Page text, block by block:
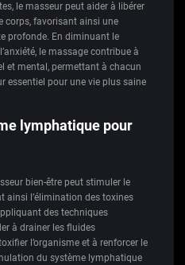
le masseur peut aider à libérer
corps, favorisant ainsi une
profonde. En diminuant le
le massage contribue à
et mental, permettant à chacun
essentiel pour une vie plus saine
lymphatique pour
bien-être peut stimuler le
ainsi l’élimination des toxines
des techniques
à drainer les fluides
l’organisme et à renforcer le
du système lymphatique